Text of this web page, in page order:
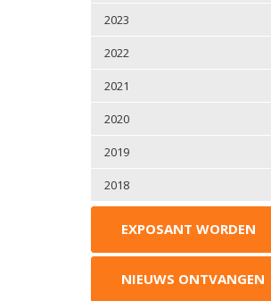
2023
2022
2021
2020
2019
2018
EXPOSANT WORDEN
NIEUWS ONTVANGEN